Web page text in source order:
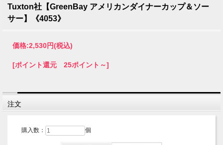
Tuxton社【GreenBay アメリカンダイナーカップ＆ソー
サー】《4053》
価格:2,530円(税込)
[ポイント還元 25ポイント～]
注文
購入数： 個